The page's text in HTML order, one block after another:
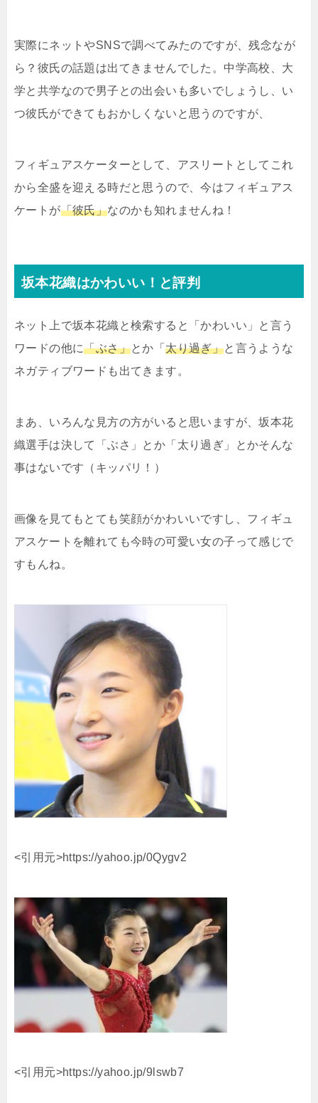
実際にネットやSNSで調べてみたのですが、残念なが
ら？彼氏の話題は出てきませんでした。中学高校、大
学と共学なので男子との出会いも多いでしょうし、い
つ彼氏ができてもおかしくないと思うのですが、
フィギュアスケーターとして、アスリートとしてこれ
から全盛を迎える時だと思うので、今はフィギュアス
ケートが「彼氏」なのかも知れませんね！
坂本花織はかわいい！と評判
ネット上で坂本花織と検索すると「かわいい」と言う
ワードの他に「ぶさ」とか「太り過ぎ」と言うような
ネガティブワードも出てきます。
まあ、いろんな見方の方がいると思いますが、坂本花
織選手は決して「ぶさ」とか「太り過ぎ」とかそんな
事はないです（キッパリ！）
画像を見てもとても笑顔がかわいいですし、フィギュ
アスケートを離れても今時の可愛い女の子って感じで
すもんね。
<引用元>https://yahoo.jp/0Qygv2
<引用元>https://yahoo.jp/9lswb7